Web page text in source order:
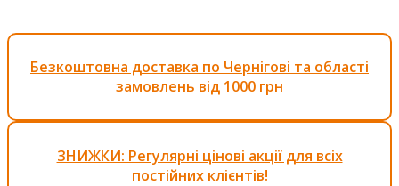
Безкоштовна доставка по Чернігові та області
замовлень від 1000 грн
ЗНИЖКИ: Регулярні цінові акції для всіх
постійних клієнтів!